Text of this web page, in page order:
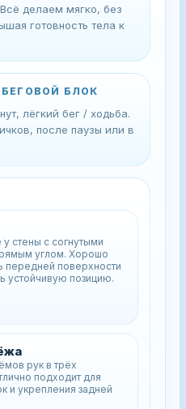
делаем мягко, без
готовность тела к
БЛОК
лёгкий бег / ходьба.
после паузы или в
стены с согнутыми
углом. Хорошо
передней поверхности
устойчивую позицию.
рук в трёх
подходит для
и укрепления задней